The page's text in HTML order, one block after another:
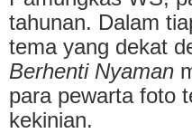
tahunan. Dalam
tema yang dekat
Berhenti Nyaman
para pewarta foto
kekinian.